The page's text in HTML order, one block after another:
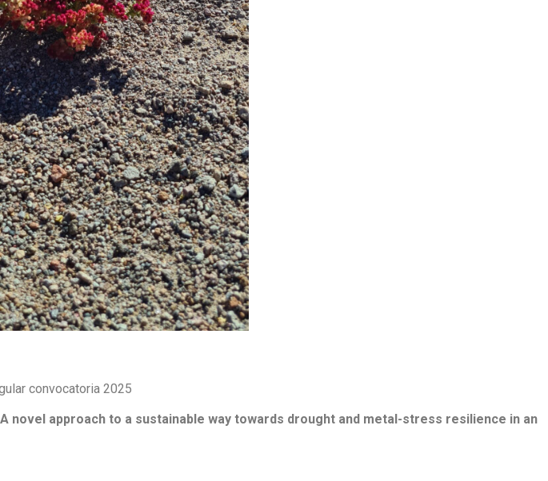
convocatoria 2025
novel approach to a sustainable way towards drought and metal-stress resilience in an